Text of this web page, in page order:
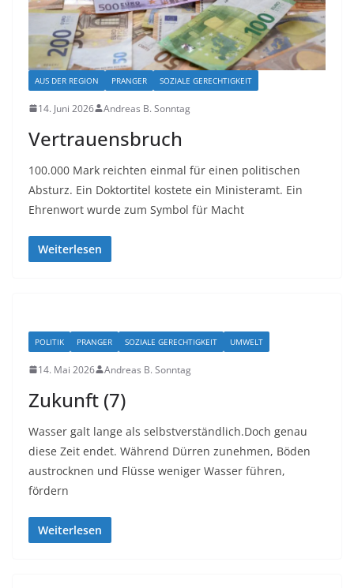
AUS DER REGION PRANGER SOZIALE GERECHTIGKEIT
14. Juni 2026 Andreas B. Sonntag
Vertrauensbruch
100.000 Mark reichten einmal für einen politischen
Absturz. Ein Doktortitel kostete ein Ministeramt. Ein
Ehrenwort wurde zum Symbol für Macht
Weiterlesen
POLITIK PRANGER SOZIALE GERECHTIGKEIT UMWELT
14. Mai 2026 Andreas B. Sonntag
Zukunft (7)
Wasser galt lange als selbstverständlich.Doch genau
diese Zeit endet. Während Dürren zunehmen, Böden
austrocknen und Flüsse weniger Wasser führen,
fördern
Weiterlesen